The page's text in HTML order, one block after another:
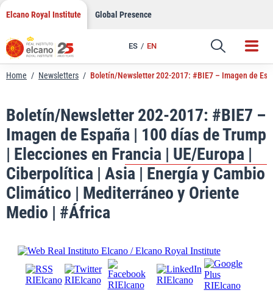
Skip
content
Elcano Royal Institute Global Presence
ES EN
Link
Home / Newsletters / Boletín/Newsletter 202-2017: #BIE7 – Imagen de
Boletín/Newsletter 202-2017: #BIE7 –
Imagen de España | 100 días de Trump
| Elecciones en Francia | UE/Europa |
Ciberpolítica | Asia | Energía y Cambio
Climático | Mediterráneo y Oriente
Medio | #África